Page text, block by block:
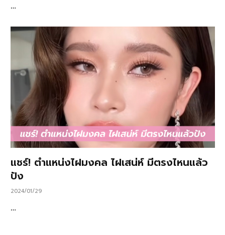
…
แชร์! ตำแหน่งไฝมงคล ไฝเสน่ห์ มีตรงไหนแล้ว
ปัง
2024/01/29
…